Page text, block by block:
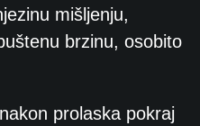
mišljenju,
brzinu, osobito
prolaska pokraj